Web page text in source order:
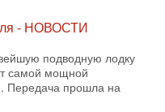
- НОВОСТИ
подводную лодку
самой мощной
Передача прошла на